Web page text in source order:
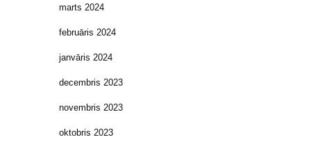
marts 2024
februāris 2024
janvāris 2024
decembris 2023
novembris 2023
oktobris 2023